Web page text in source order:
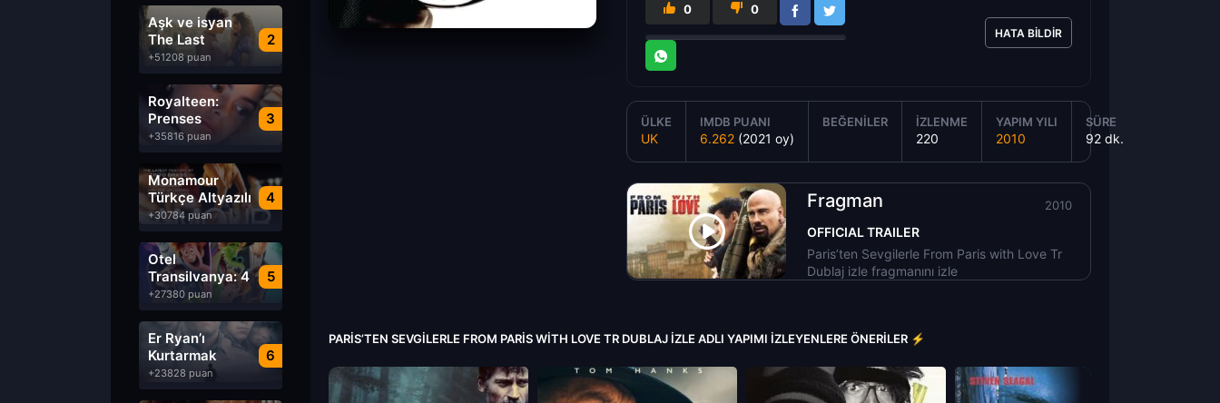
2
Aşk ve isyan
The Last
Parasido izle
+51208 puan
3
Royalteen:
Prenses
Margrethe izle
+35816 puan
4
Monamour
Türkçe Altyazılı
izle
+30784 puan
5
Otel
Transilvanya: 4
Transformanya
izle
+27380 puan
6
Er Ryan’ı
Kurtarmak
Saving Private
Ryan Türkçe
+23828 puan
0 0
HATA BILDIR
ÜLKE
UK
IMDB PUANI
6.262 (2021 oy)
BEĞENILER İZLENME
220
YAPIM YILI
2010
SÜRE
92 dk.
Fragman
OFFICIAL TRAILER
Paris’ten Sevgilerle From Paris with Love Tr
Dublaj izle fragmanını izle
2010
PARIS’TEN SEVGILERLE FROM PARIS WITH LOVE TR DUBLAJ IZLE ADLI YAPIMI İZLEYENLERE ÖNERILER ⚡